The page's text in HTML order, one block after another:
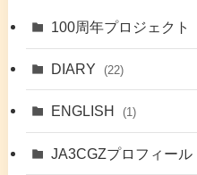
100周年プロジェクト
DIARY (22)
ENGLISH (1)
JA3CGZプロフィール